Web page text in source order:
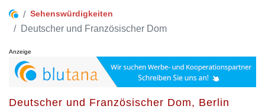
Sehenswürdigkeiten
Deutscher und Französischer Dom
Anzeige
Deutscher und Französischer Dom, Berlin